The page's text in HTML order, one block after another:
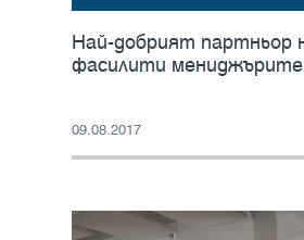
Най-добрият партньор
фасилити
09.08.2017